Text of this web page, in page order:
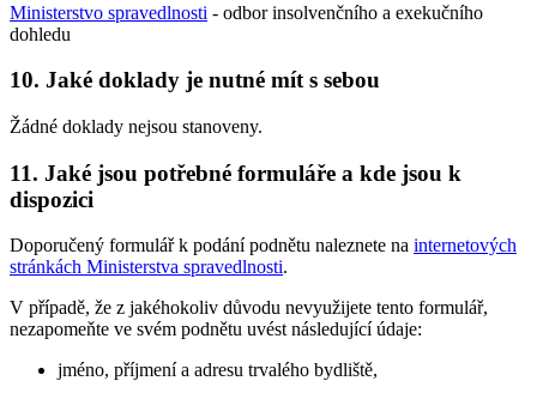
Ministerstvo spravedlnosti - odbor insolvenčního a exekučního
dohledu
10. Jaké doklady je nutné mít s sebou
Žádné doklady nejsou stanoveny.
11. Jaké jsou potřebné formuláře a kde jsou k
dispozici
Doporučený formulář k podání podnětu naleznete na internetových
stránkách Ministerstva spravedlnosti.
V případě, že z jakéhokoliv důvodu nevyužijete tento formulář,
nezapomeňte ve svém podnětu uvést následující údaje:
jméno, příjmení a adresu trvalého bydliště,